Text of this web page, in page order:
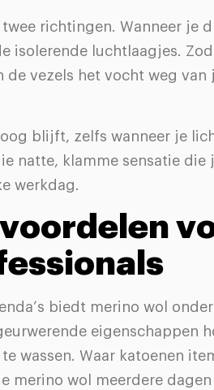
richtingen. Wanneer je
isolerende luchtlaagjes.
de vezels het vocht weg van
blijft, zelfs wanneer je
natte, klamme sensatie die
werkdag.
biedt merino wol
eigenschappen
wassen. Waar katoenen
merino wol meerdere